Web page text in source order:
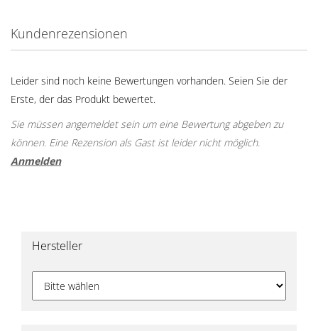
Kundenrezensionen
Leider sind noch keine Bewertungen vorhanden. Seien Sie der
Erste, der das Produkt bewertet.
Sie müssen angemeldet sein um eine Bewertung abgeben zu
können. Eine Rezension als Gast ist leider nicht möglich.
Anmelden
Hersteller